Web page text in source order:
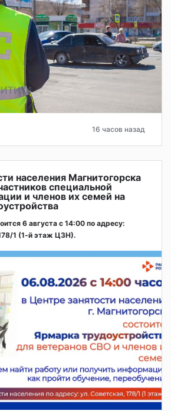
16 часов назад
населения Магнитогорска
специальной
и членов их семей на
6 августа с 14:00 по адресу:
1 (1‑й этаж ЦЗН).